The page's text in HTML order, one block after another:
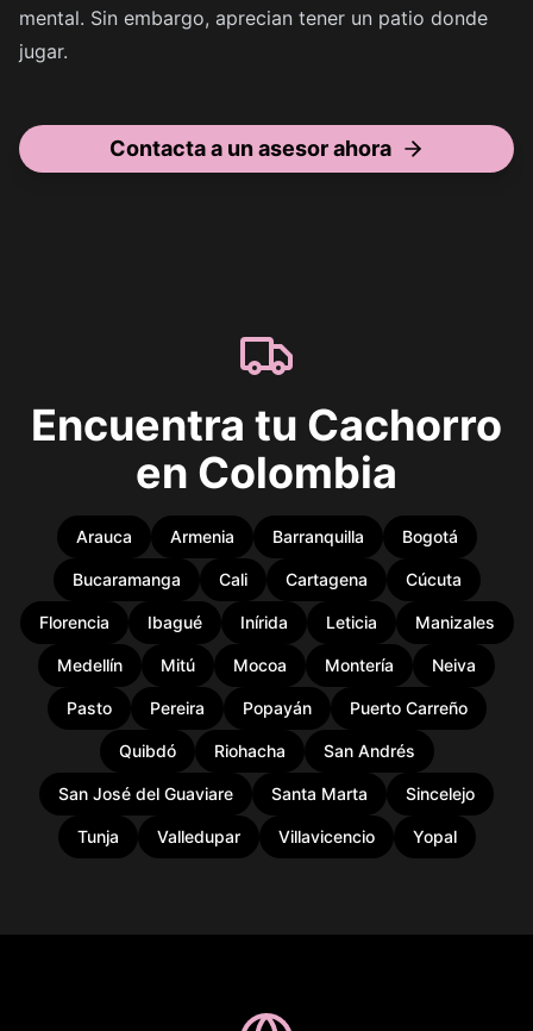
mental. Sin embargo, aprecian tener un patio donde
jugar.
Contacta a un asesor ahora
Encuentra tu Cachorro
en Colombia
Arauca Armenia Barranquilla Bogotá
Bucaramanga Cali Cartagena Cúcuta
Florencia Ibagué Inírida Leticia Manizales
Medellín Mitú Mocoa Montería Neiva
Pasto Pereira Popayán Puerto Carreño
Quibdó Riohacha San Andrés
San José del Guaviare Santa Marta Sincelejo
Tunja Valledupar Villavicencio Yopal